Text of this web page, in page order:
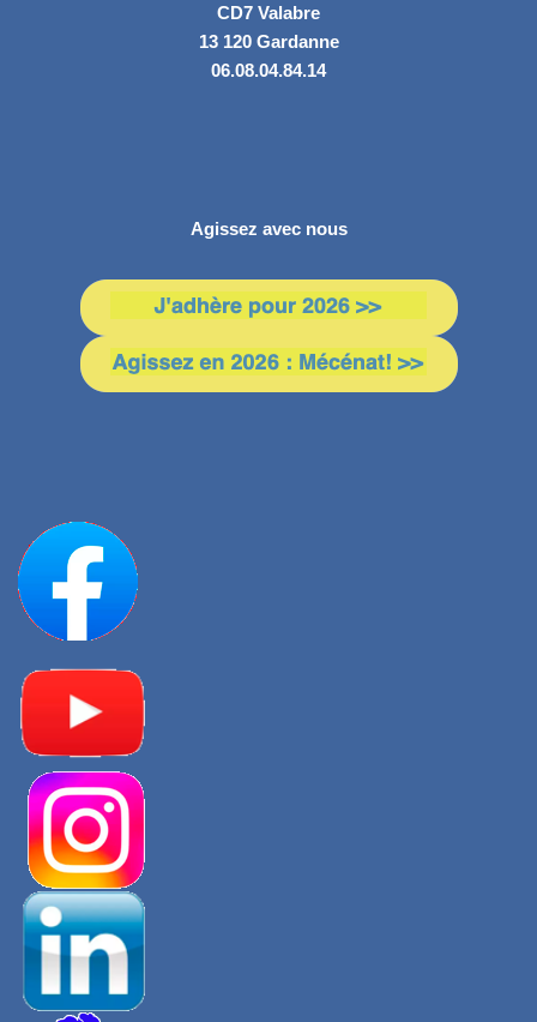
CD7 Valabre
13 120 Gardanne
06.08.04.84.14
Agissez avec nous